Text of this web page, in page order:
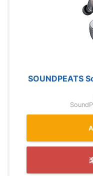
SOUNDPEATS